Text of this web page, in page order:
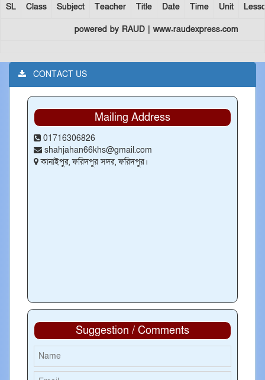
SL
Class Subject Teacher Title Date Time Unit
powered by RAUD | www.raudexpress.com
CONTACT US
Mailing Address
01716306826
shahjahan66khs@gmail.com
কানাইপুর, ফরিদপুর সদর, ফরিদপুর।
Suggestion / Comments